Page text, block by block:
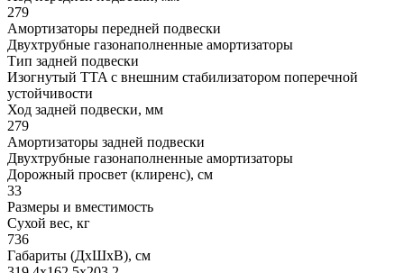
279
Амортизаторы передней подвески
Двухтрубные газонаполненные амортизаторы
Тип задней подвески
Изогнутый TTA с внешним стабилизатором поперечной
устойчивости
Ход задней подвески, мм
279
Амортизаторы задней подвески
Двухтрубные газонаполненные амортизаторы
Дорожный просвет (клиренс), см
33
Размеры и вместимость
Сухой вес, кг
736
Габариты (ДхШхВ), см